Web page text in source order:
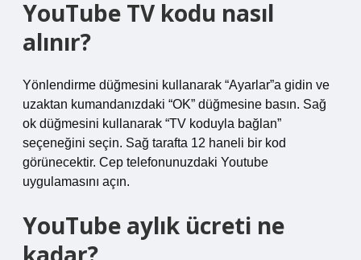
YouTube TV kodu nasıl
alınır?
Yönlendirme düğmesini kullanarak “Ayarlar”a gidin ve
uzaktan kumandanızdaki “OK” düğmesine basın. Sağ
ok düğmesini kullanarak “TV koduyla bağlan”
seçeneğini seçin. Sağ tarafta 12 haneli bir kod
görünecektir. Cep telefonunuzdaki Youtube
uygulamasını açın.
YouTube aylık ücreti ne